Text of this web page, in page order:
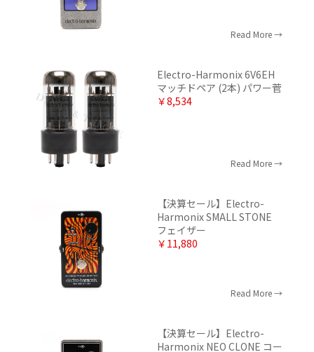
Read More
Electro-Harmonix 6V6EH
マッチドペア (2本) パワー菅
￥8,534
Read More
【決算セール】Electro-
Harmonix SMALL STONE
フェイザー
￥11,880
Read More
【決算セール】Electro-
Harmonix NEO CLONE コー